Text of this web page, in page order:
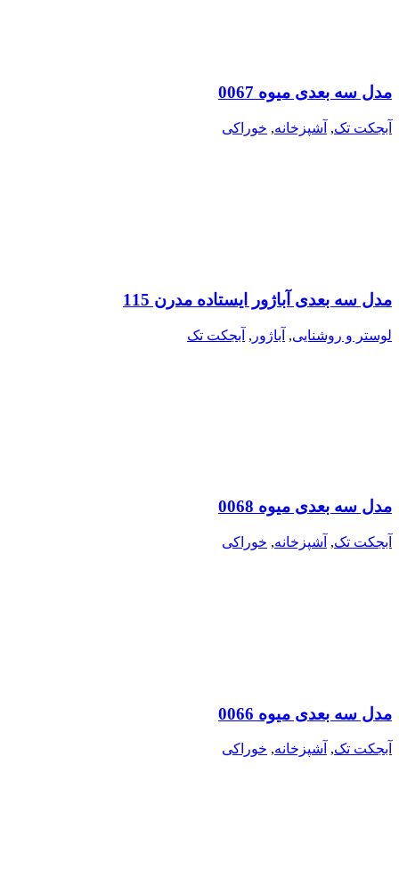
مدل سه بعدی میوه 0067
آبجکت تک, آشپزخانه, خوراکی
مدل سه بعدی آباژور ایستاده مدرن 115
لوستر و روشنایی, آباژور , آبجکت تک
مدل سه بعدی میوه 0068
آبجکت تک, آشپزخانه, خوراکی
مدل سه بعدی میوه 0066
آبجکت تک, آشپزخانه, خوراکی